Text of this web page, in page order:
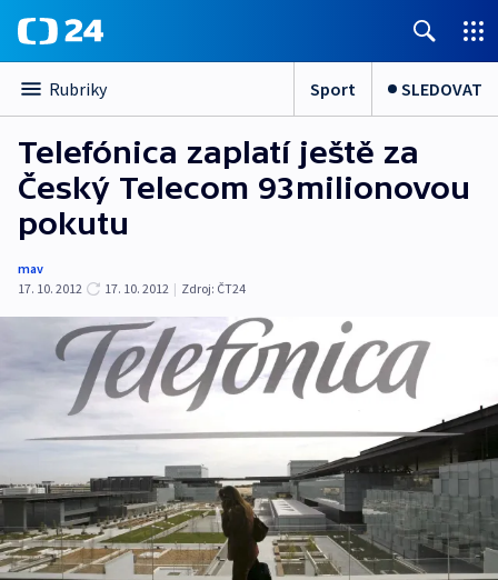
Rubriky Sport SLEDOVAT
Telefónica zaplatí ještě za
Český Telecom 93milionovou
pokutu
mav
17. 10. 2012
17. 10. 2012 | Zdroj: ČT24